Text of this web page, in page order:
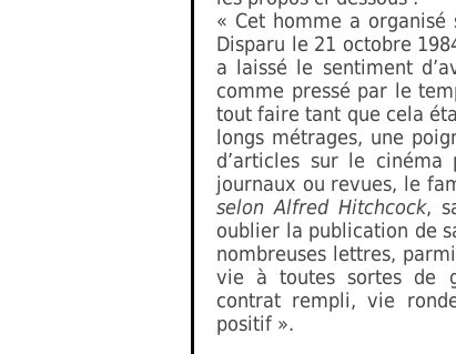
« Cet homme a
Disparu le 21 octobre
a laissé le sentiment
comme pressé par le
tout faire tant que cela
longs métrages, une
d’articles sur le cinéma
journaux ou revues, le
selon Alfred Hitchcock,
oublier la publication de
nombreuses lettres,
vie à toutes sortes de
contrat rempli, vie
positif ».